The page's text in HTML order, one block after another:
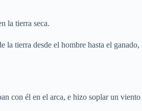
la tierra seca.
la tierra desde el hombre hasta el
con él en el arca, e hizo soplar un